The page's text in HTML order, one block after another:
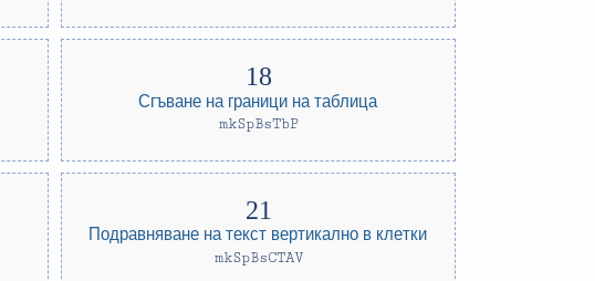
Сгъване на граници на таблица
mkSpBsTbP
Подравняване на текст вертикално в клетки
mkSpBsCTAV